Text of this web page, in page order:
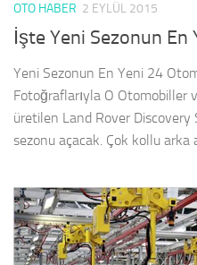
OTO HABER 2 EYLÜL 2015
İşte Yeni Sezonun
Yeni Sezonun En Yeni 24
Fotoğraflarıyla O Otomobiller
üretilen Land Rover
sezonu açacak. Çok kollu arka